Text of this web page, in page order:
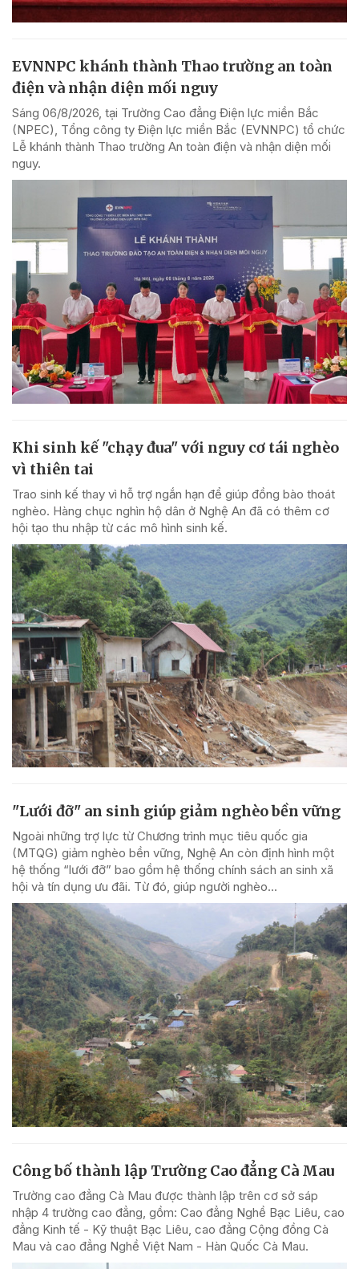
EVNNPC khánh thành Thao trường an toàn
điện và nhận diện mối nguy
Sáng 06/8/2026, tại Trường Cao đẳng Điện lực miền Bắc
(NPEC), Tổng công ty Điện lực miền Bắc (EVNNPC) tổ chức
Lễ khánh thành Thao trường An toàn điện và nhận diện mối
nguy.
Khi sinh kế "chạy đua" với nguy cơ tái nghèo
vì thiên tai
Trao sinh kế thay vì hỗ trợ ngắn hạn để giúp đồng bào thoát
nghèo. Hàng chục nghìn hộ dân ở Nghệ An đã có thêm cơ
hội tạo thu nhập từ các mô hình sinh kế.
"Lưới đỡ" an sinh giúp giảm nghèo bền vững
Ngoài những trợ lực từ Chương trình mục tiêu quốc gia
(MTQG) giảm nghèo bền vững, Nghệ An còn định hình một
hệ thống “lưới đỡ” bao gồm hệ thống chính sách an sinh xã
hội và tín dụng ưu đãi. Từ đó, giúp người nghèo...
Công bố thành lập Trường Cao đẳng Cà Mau
Trường cao đẳng Cà Mau được thành lập trên cơ sở sáp
nhập 4 trường cao đẳng, gồm: Cao đẳng Nghề Bạc Liêu, cao
đẳng Kinh tế - Kỹ thuật Bạc Liêu, cao đẳng Cộng đồng Cà
Mau và cao đẳng Nghề Việt Nam - Hàn Quốc Cà Mau.